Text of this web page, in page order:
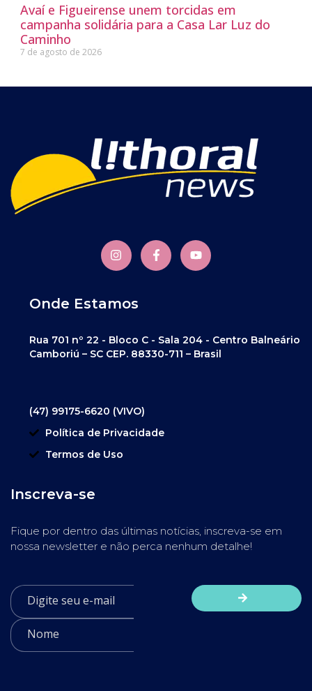
Avaí e Figueirense unem torcidas em
campanha solidária para a Casa Lar Luz do
Caminho
7 de agosto de 2026
Onde Estamos
Rua 701 nº 22 - Bloco C - Sala 204 - Centro Balneário
Camboriú – SC CEP. 88330-711 – Brasil
(47) 99175-6620 (VIVO)
Política de Privacidade
Termos de Uso
Inscreva-se
Fique por dentro das últimas notícias, inscreva-se em
nossa newsletter e não perca nenhum detalhe!